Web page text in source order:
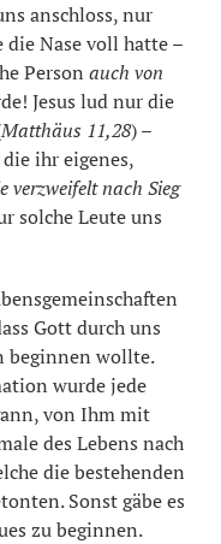
anschloss, nur
Nase voll hatte –
Person auch von
Jesus lud nur die
Matthäus 11,28) –
ihr eigenes,
verzweifelt nach Sieg
solche Leute uns
Gott durch uns
beginnen wollte.
wurde jede
von Ihm mit
des Lebens nach
die bestehenden
Sonst gäbe es
zu beginnen.